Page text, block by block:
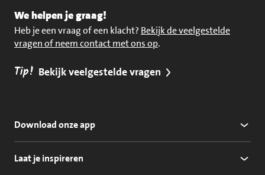
We helpen je graag!
Heb je een vraag of een klacht? Bekijk de veelgestelde
vragen of neem contact met ons op.
Tip! Bekijk veelgestelde vragen
Download onze app
Laat je inspireren